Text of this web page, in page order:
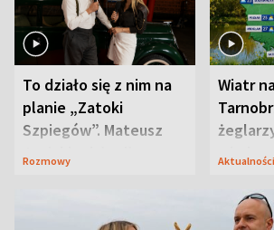
To działo się z nim na
planie „Zatoki
Szpiegów”. Mateusz
Janicki odsłonił
Rozmowy
Wiatr
Aktualności